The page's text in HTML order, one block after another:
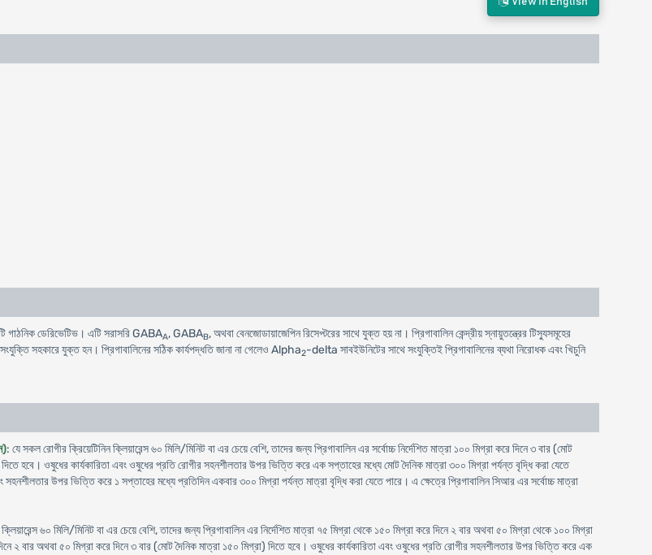
গাঠনিক ডেরিভেটিভ। এটি সরাসরি GABAA, GABAB, অথবা বেনজোডায়াজেপিন রিসেপ্টরের সাথে যুক্ত হয় না। প্রিগাবালিন কেন্দ্রীয় স্নায়ুতন্ত্রের টিস্যুসমূহের
সহকারে যুক্ত হন। প্রিগাবালিনের সঠিক কার্যপদ্ধতি জানা না গেলেও Alpha2-delta সাবইউনিটের সাথে সংযুক্তিই প্রিগাবালিনের ব্যথা নিরোধক এবং খিচুনি
: যে সকল রোগীর ক্রিয়েটিনিন ক্লিয়ারেন্স ৬০ মিলি/মিনিট বা এর চেয়ে বেশি, তাদের জন্য প্রিগাবালিন এর সর্বোচ্চ নির্দেশিত মাত্রা ১০০ মিগ্রা করে দিনে ৩ বার (মোট
হবে। ওষুধের কার্যকারিতা এবং ওষুধের প্রতি রোগীর সহনশীলতার উপর ভিত্তি করে এক সপ্তাহের মধ্যে মোট দৈনিক মাত্রা ৩০০ মিগ্রা পর্যন্ত বৃদ্ধি করা যেতে
উপর ভিত্তি করে ১ সপ্তাহের মধ্যে প্রতিদিন একবার ৩০০ মিগ্রা পর্যন্ত মাত্রা বৃদ্ধি করা যেতে পারে। এ ক্ষেত্রে প্রিগাবালিন সিআর এর সর্বোচ্চ মাত্রা
৬০ মিলি/মিনিট বা এর চেয়ে বেশি, তাদের জন্য প্রিগাবালিন এর নির্দেশিত মাত্রা ৭৫ মিগ্রা থেকে ১৫০ মিগ্রা করে দিনে ২ বার অথবা ৫০ মিগ্রা থেকে ১০০ মিগ্রা
২ বার অথবা ৫০ মিগ্রা করে দিনে ৩ বার (মোট দৈনিক মাত্রা ১৫০ মিগ্রা) দিতে হবে। ওষুধের কার্যকারিতা এবং ওষুধের প্রতি রোগীর সহনশীলতার উপর ভিত্তি করে এক